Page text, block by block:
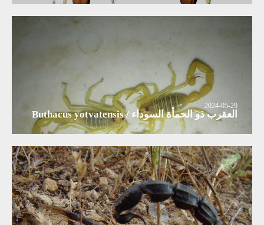
2024-05-29
العقرب ذو الحمأة السوداء / Buthacus yotvatensis